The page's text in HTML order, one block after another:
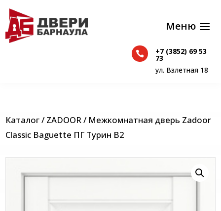
 +7 (3852) 69 53
73
ул. Взлетная 18

73
Каталог/ZADOOR/ Межкомнатная дверь Zadoor
Classic Baguette ПГ Турин В2